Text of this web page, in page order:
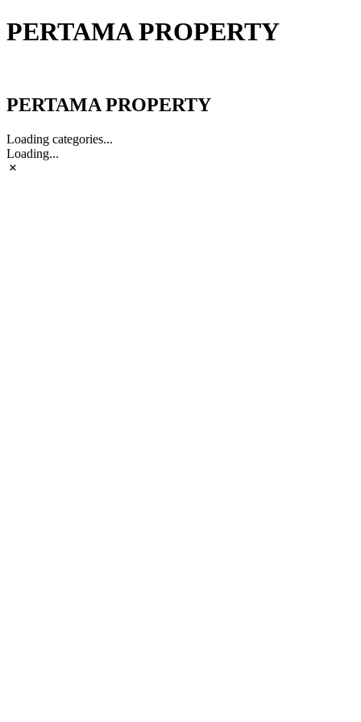
PERTAMA PROPERTY
PERTAMA PROPERTY
Loading categories...
Loading...